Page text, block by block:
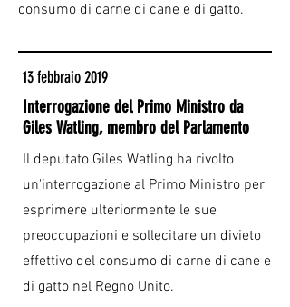
consumo di carne di cane e di gatto.
13 febbraio 2019
Interrogazione del Primo Ministro da
Giles Watling, membro del Parlamento
Il deputato Giles Watling ha rivolto
un'interrogazione al Primo Ministro per
esprimere ulteriormente le sue
preoccupazioni e sollecitare un divieto
effettivo del consumo di carne di cane e
di gatto nel Regno Unito.